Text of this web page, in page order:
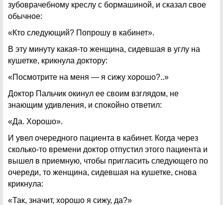
зубоврачебному креслу с бормашиной, и сказал свое
обычное:
«Кто следующий? Попрошу в кабинет».
В эту минуту какая-то женщина, сидевшая в углу на
кушетке, крикнула доктору:
«Посмотрите на меня — я сижу хорошо?..»
Доктор Пальчик окинул ее своим взглядом, не
знающим удивления, и спокойно ответил:
«Да. Хорошо».
И увел очередного пациента в кабинет. Когда через
сколько-то времени доктор отпустил этого пациента и
вышел в приемную, чтобы пригласить следующего по
очереди, то женщина, сидевшая на кушетке, снова
крикнула:
«Так, значит, хорошо я сижу, да?»